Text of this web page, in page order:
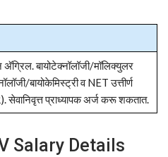
बायोटेक्नॉलॉजी/मॉलिक्युलर
बायोकेमिस्ट्री व NET उत्तीर्ण
प्राध्यापक अर्ज करू शकतात.
Salary Details